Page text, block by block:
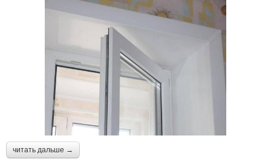
читать дальше →